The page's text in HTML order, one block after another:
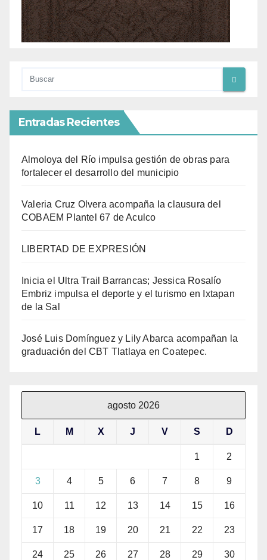
Entradas Recientes
Almoloya del Río impulsa gestión de obras para
fortalecer el desarrollo del municipio
Valeria Cruz Olvera acompaña la clausura del
COBAEM Plantel 67 de Aculco
LIBERTAD DE EXPRESIÓN
Inicia el Ultra Trail Barrancas; Jessica Rosalío
Embriz impulsa el deporte y el turismo en Ixtapan
de la Sal
José Luis Domínguez y Lily Abarca acompañan la
graduación del CBT Tlatlaya en Coatepec.
agosto 2026
L M X J V S D
1 2
3 4 5 6 7 8 9
10 11 12 13 14 15 16
17 18 19 20 21 22 23
24 25 26 27 28 29 30